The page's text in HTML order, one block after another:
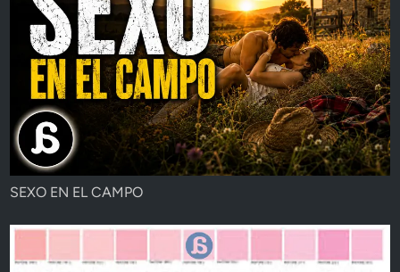
SEXO EN EL CAMPO